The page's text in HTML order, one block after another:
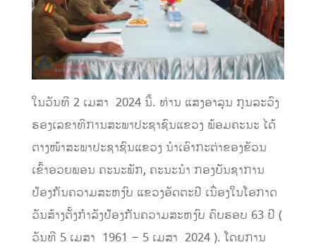
ໃນວັນທີ 2 ເມສາ 2024 ນີ້. ທ່ານ ແສງອາລຸນ ກຸນລະວົງ
ຮອງເລຂາທິການສະພາປະຊາຊົນແຂວງ ພ້ອມຄະນະ ໄດ້
ຕາງໜ້າສະພາປະຊາຊົນແຂວງ ນຳເອົາກະຕ່າຂອງຂັວນ
ເຂົ້າອວຍພອນ ຄະນະພັກ, ຄະນະນຳ ກອງບັນຊາການ
ປ້ອງກັນຄວາມສະຫງົບ ແຂວງອັດຕະປື ເນື່ອງໃນໂອກາດ
ວັນສ້າງຕັ້ງກຳລັງປ້ອງກັນຄວາມສະຫງົບ ຄົບຮອບ 63 ປີ (
ວັນທີ 5 ເມສາ 1961 – 5 ເມສາ 2024 ). ໂດຍການ